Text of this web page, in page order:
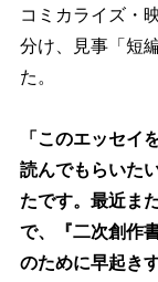
コミカライズ・
分け、見事「短
た。
「このエッセイ
読んでもらいた
たです。最近ま
で、『二次創作
のために早起き